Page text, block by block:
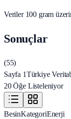
Veriler 100 gram
Sonuçlar
(55)
Sayfa 1Türkiye
20 Öğe Listeleniyor
BesinKategoriEnerji